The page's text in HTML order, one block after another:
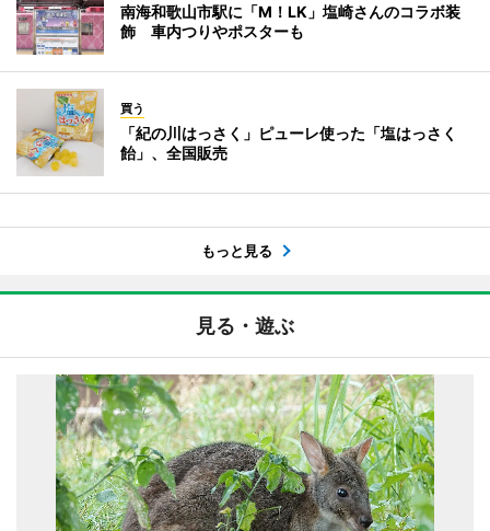
南海和歌山市駅に「M！LK」塩崎さんのコラボ装
飾 車内つりやポスターも
買う
「紀の川はっさく」ピューレ使った「塩はっさく
飴」、全国販売
もっと見る
見る・遊ぶ